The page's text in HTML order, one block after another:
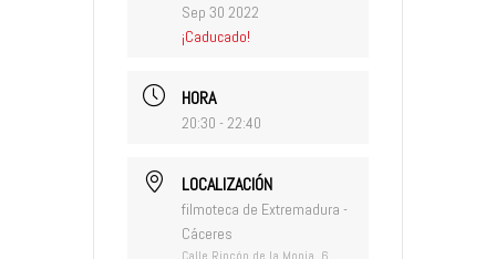
Sep 30 2022
¡Caducado!
HORA
20:30 - 22:40
LOCALIZACIÓN
filmoteca de Extremadura -
Cáceres
Calle Rincón de la Monja, 6,